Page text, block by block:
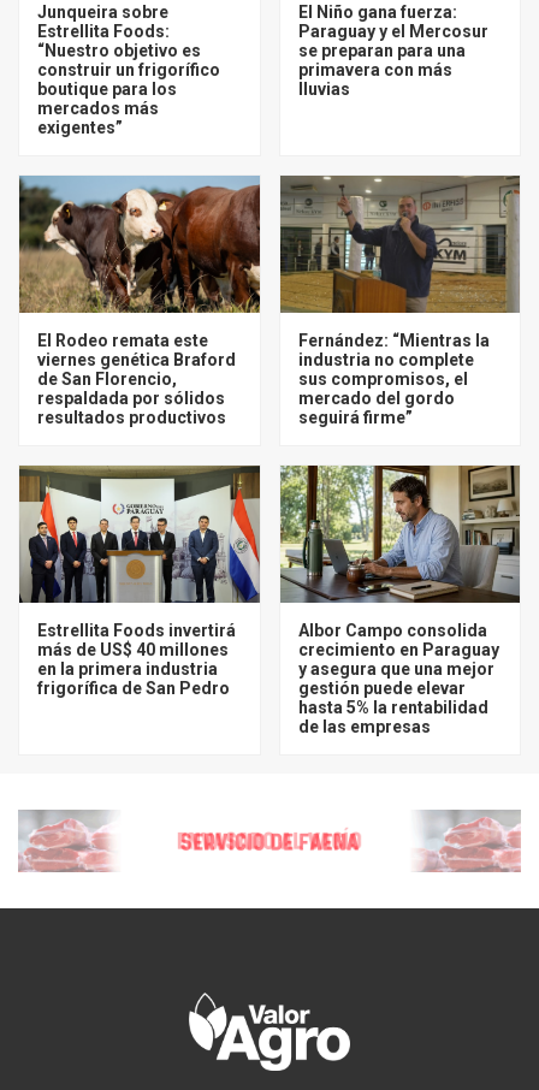
Junqueira sobre
Estrellita Foods:
“Nuestro objetivo es
construir un frigorífico
boutique para los
mercados más
exigentes”
El Niño gana fuerza:
Paraguay y el Mercosur
se preparan para una
primavera con más
lluvias
El Rodeo remata este
viernes genética Braford
de San Florencio,
respaldada por sólidos
resultados productivos
Fernández: “Mientras la
industria no complete
sus compromisos, el
mercado del gordo
seguirá firme”
Estrellita Foods invertirá
más de US$ 40 millones
en la primera industria
frigorífica de San Pedro
Albor Campo consolida
crecimiento en Paraguay
y asegura que una mejor
gestión puede elevar
hasta 5% la rentabilidad
de las empresas